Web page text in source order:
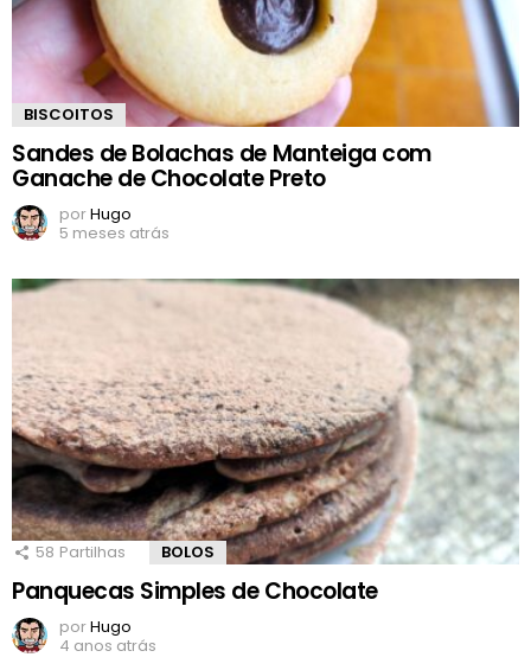
BISCOITOS
Sandes de Bolachas de Manteiga com
Ganache de Chocolate Preto
porHugo
5 meses atrás
58 Partilhas BOLOS
Panquecas Simples de Chocolate
porHugo
4 anos atrás